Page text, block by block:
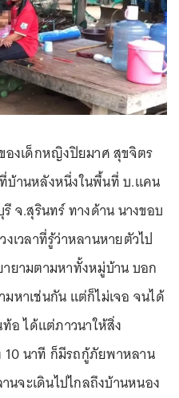
งเด็กหญิงปิยมาศ สุขจิตร
บ้านหลังหนึ่งในพื้นที่ บ.แคน
จ.สุรินทร์ ทางด้าน นางขอบ
เวลาที่รู้ว่าหลานหายตัวไป
ยามตามหาทั้งหมู่บ้าน บอก
าเช่นกัน แต่ก็ไม่เจอ จนได้
อ ได้แต่ภาวนาให้สิ่ง
นาที ก็มีรถกู้ภัยพาหลาน
จะเดินไปไกลถึงบ้านหนอง